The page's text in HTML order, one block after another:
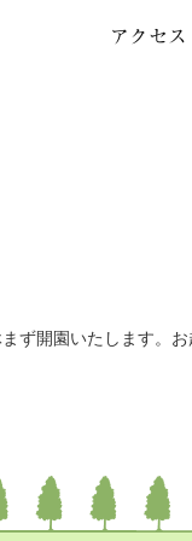
アクセス
ず開園いたします。